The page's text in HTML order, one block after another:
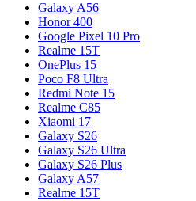
Galaxy A56
Honor 400
Google Pixel 10 Pro
Realme 15T
OnePlus 15
Poco F8 Ultra
Redmi Note 15
Realme C85
Xiaomi 17
Galaxy S26
Galaxy S26 Ultra
Galaxy S26 Plus
Galaxy A57
Realme 15T